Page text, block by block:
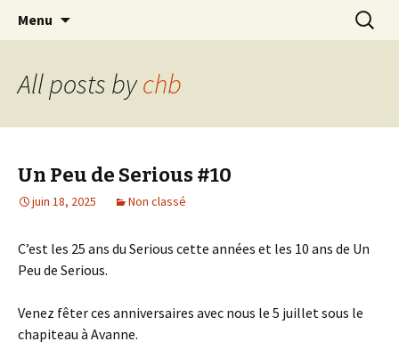
The Serious Road Trip
Connexion Humanitaire Bisontine
Menu
All posts bychb
Un Peu de Serious #10
juin 18, 2025 Non classé
C’est les 25 ans du Serious cette années et les 10 ans de Un
Peu de Serious.
Venez fêter ces anniversaires avec nous le 5 juillet sous le
chapiteau à Avanne.